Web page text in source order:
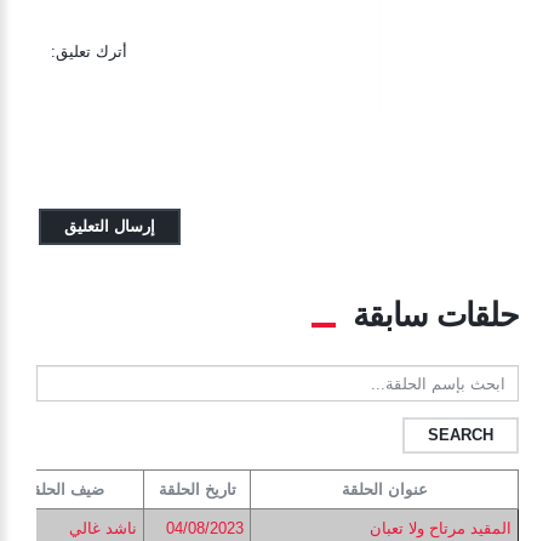
أترك تعليق:
حلقات سابقة
ابحث
بإسم
الحلقة...
عنوان الحلقة تاريخ الحلقة ضيف الحلقة
المقيد مرتاح ولا تعبان 04/08/2023 ناشد غالي